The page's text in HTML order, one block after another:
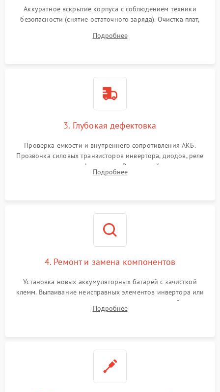
Аккуратное вскрытие корпуса с соблюдением техники
безопасности (снятие остаточного заряда). Очистка плат,
и кистей для предотвращения перегрева и замыканий.
Подробнее
3. Глубокая дефектовка
Проверка емкости и внутреннего сопротивления АКБ.
Прозвонка силовых транзисторов инвертора, диодов, реле
переключения и трансформатора. Визуальный поиск вздутых
конденсаторов и прогаров на печатной плате.
Подробнее
4. Ремонт и замена компонентов
Установка новых аккумуляторных батарей с зачисткой
клемм. Выпаивание неисправных элементов инвертора или
цепи зарядки и монтаж новых радиодеталей.
Восстановление поврежденных токоведущих дорожек и
Подробнее